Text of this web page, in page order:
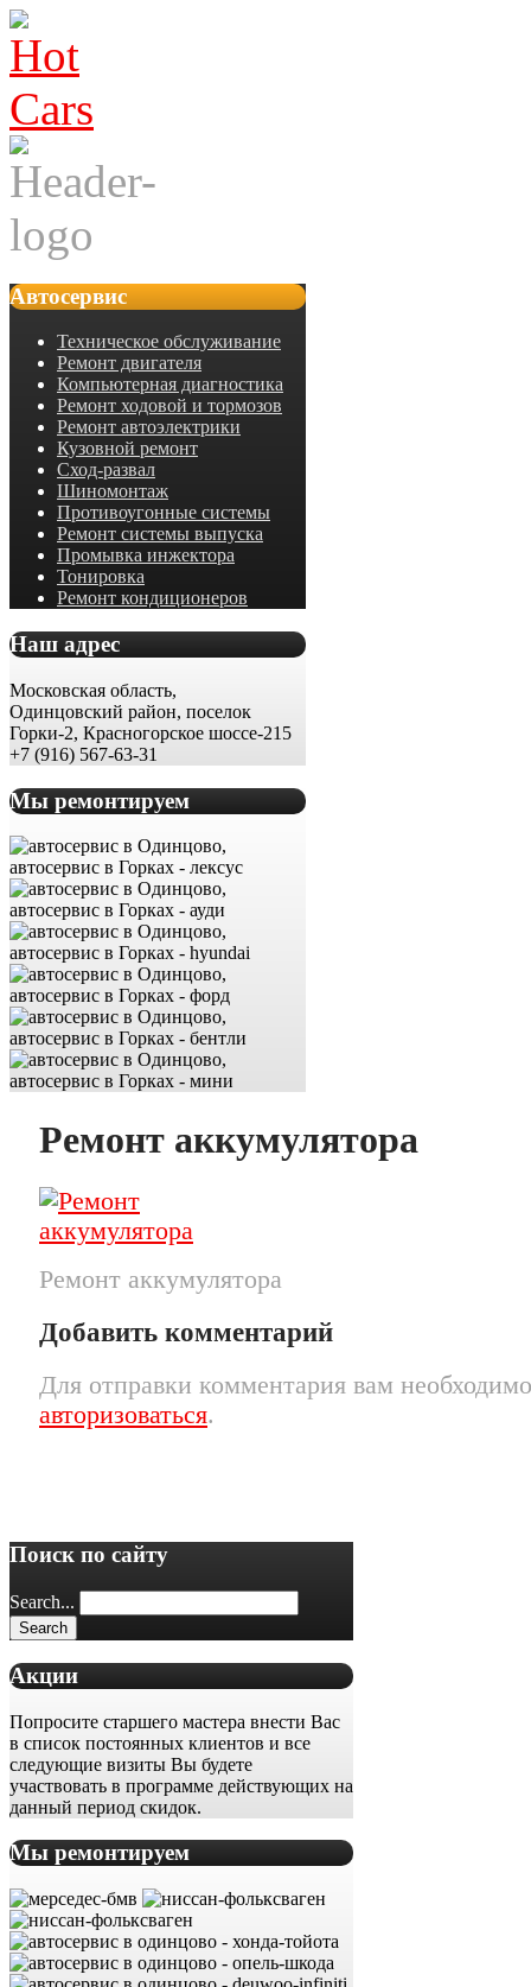
Автосервис
Техническое обслуживание
Ремонт двигателя
Компьютерная диагностика
Ремонт ходовой и тормозов
Ремонт автоэлектрики
Кузовной ремонт
Сход-развал
Шиномонтаж
Противоугонные системы
Ремонт системы выпуска
Промывка инжектора
Тонировка
Ремонт кондиционеров
Наш адрес
Московская область,
Одинцовский район, поселок
Горки-2, Красногорское шоссе-215
+7 (916) 567-63-31
Мы ремонтируем
Ремонт аккумулятора
Ремонт аккумулятора
Добавить комментарий
Для отправки комментария вам необходимо
авторизоваться.
Поиск по сайту
Search...
Акции
Попросите старшего мастера внести Вас
в список постоянных клиентов и все
следующие визиты Вы будете
участвовать в программе действующих на
данный период скидок.
Мы ремонтируем